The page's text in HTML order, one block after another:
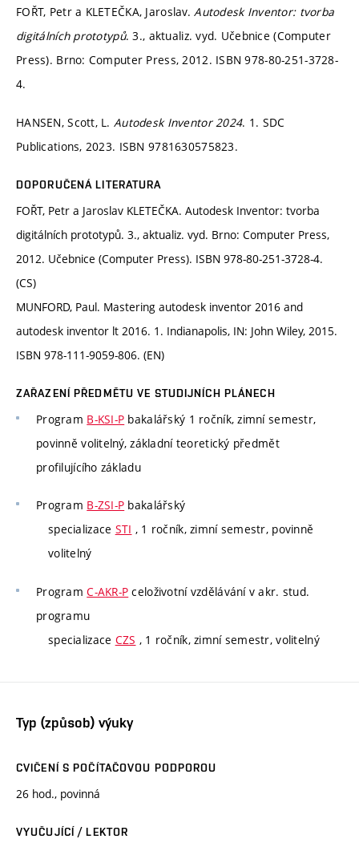
FOŘT, Petr a KLETEČKA, Jaroslav.Autodesk Inventor: tvorba
digitálních prototypů. 3., aktualiz. vyd. Učebnice (Computer
Press). Brno: Computer Press, 2012. ISBN 978-80-251-3728-
4.
HANSEN, Scott, L.Autodesk Inventor 2024. 1. SDC
Publications, 2023. ISBN 9781630575823.
DOPORUČENÁ LITERATURA
FOŘT, Petr a Jaroslav KLETEČKA. Autodesk Inventor: tvorba
digitálních prototypů. 3., aktualiz. vyd. Brno: Computer Press,
2012. Učebnice (Computer Press). ISBN 978-80-251-3728-4.
(CS)
MUNFORD, Paul. Mastering autodesk inventor 2016 and
autodesk inventor lt 2016. 1. Indianapolis, IN: John Wiley, 2015.
ISBN 978-111-9059-806. (EN)
ZAŘAZENÍ PŘEDMĚTU VE STUDIJNÍCH PLÁNECH
Program B-KSI-P bakalářský 1 ročník, zimní semestr,
povinně volitelný, základní teoretický předmět
profilujícího základu
Program B-ZSI-P bakalářský
specializace STI , 1 ročník, zimní semestr, povinně
volitelný
ProgramC-AKR-P celoživotní vzdělávání v akr. stud.
programu
specializace CZS , 1 ročník, zimní semestr, volitelný
Typ (způsob) výuky
CVIČENÍ S POČÍTAČOVOU PODPOROU
26 hod., povinná
VYUČUJÍCÍ / LEKTOR